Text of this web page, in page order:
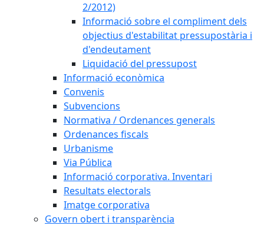
2/2012)
Informació sobre el compliment dels
objectius d'estabilitat pressupostària i
d'endeutament
Liquidació del pressupost
Informació econòmica
Convenis
Subvencions
Normativa / Ordenances generals
Ordenances fiscals
Urbanisme
Via Pública
Informació corporativa. Inventari
Resultats electorals
Imatge corporativa
Govern obert i transparència